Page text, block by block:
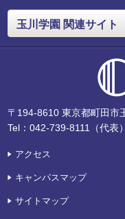
玉川学園 関連サイト
〒194-8610 東京都町田市
Tel：042-739-8111（代表）
アクセス
キャンパスマップ
サイトマップ